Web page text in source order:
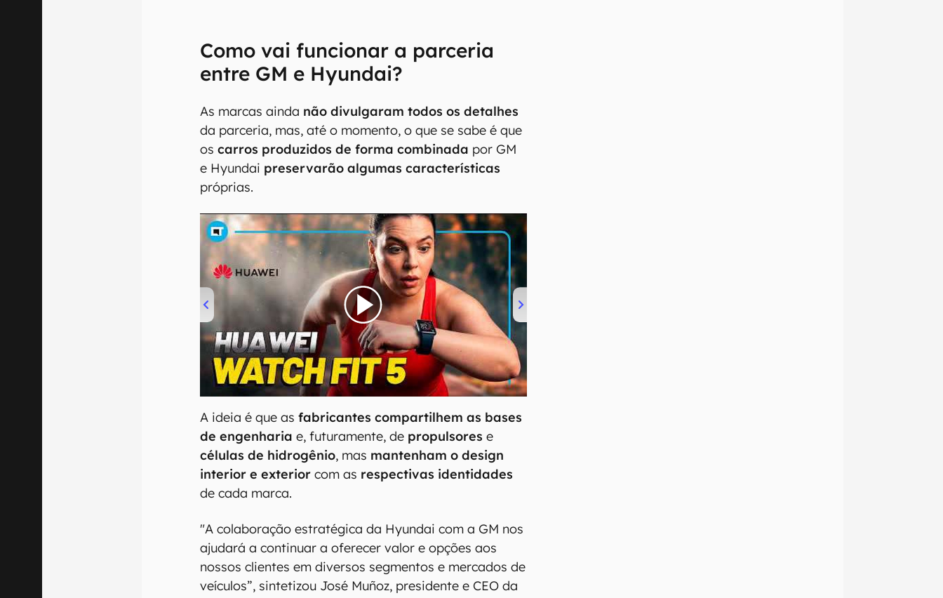
Como vai funcionar a parceria
entre GM e Hyundai?
As marcas ainda não divulgaram todos os detalhes
da parceria, mas, até o momento, o que se sabe é que
oscarros produzidos de forma combinada por GM
e Hyundai preservarão algumas características
próprias.
00:00/04:51
A ideia é que asfabricantes compartilhem as bases
de engenharia e, futuramente, de propulsores e
células de hidrogênio, mas mantenham o design
interior e exterior com as respectivas identidades
de cada marca.
"A colaboração estratégica da Hyundai com a GM nos
ajudará a continuar a oferecer valor e opções aos
nossos clientes em diversos segmentos e mercados de
veículos”, sintetizou José Muñoz, presidente e CEO da